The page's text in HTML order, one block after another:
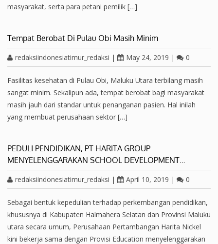
masyarakat, serta para petani pemilik […]
Tempat Berobat Di Pulau Obi Masih Minim
redaksiindonesiatimur_redaksi | May 24, 2019 | 0
Fasilitas kesehatan di Pulau Obi, Maluku Utara terbilang masih
sangat minim. Sekalipun ada, tempat berobat bagi masyarakat
masih jauh dari standar untuk penanganan pasien. Hal inilah
yang membuat perusahaan sektor […]
PEDULI PENDIDIKAN, PT HARITA GROUP
MENYELENGGARAKAN SCHOOL DEVELOPMENT…
redaksiindonesiatimur_redaksi | April 10, 2019 | 0
Sebagai bentuk kepedulian terhadap perkembangan pendidikan,
khususnya di Kabupaten Halmahera Selatan dan Provinsi Maluku
utara secara umum, Perusahaan Pertambangan Harita Nickel
kini bekerja sama dengan Provisi Education menyelenggarakan